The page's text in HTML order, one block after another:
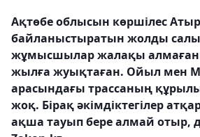
Ақтөбе облысын көршілес
байланыстыратын жолды
жұмысшылар жалақы
жылға жуықтаған. Ойыл мен
арасындағы трассаның
жоқ. Бірақ әкімдіктегілер
ақша тауып бере алмай отыр,